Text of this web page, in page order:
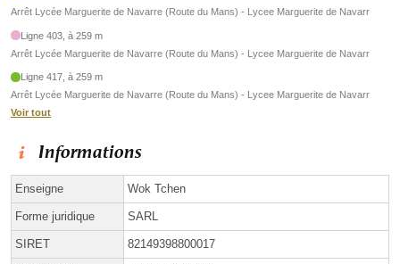
Arrêt Lycée Marguerite de Navarre (Route du Mans) - Lycee Marguerite de Navarr
Ligne 403, à 259 m
Arrêt Lycée Marguerite de Navarre (Route du Mans) - Lycee Marguerite de Navarr
Ligne 417, à 259 m
Arrêt Lycée Marguerite de Navarre (Route du Mans) - Lycee Marguerite de Navarr
Voir tout
Informations
Enseigne Wok Tchen
Forme juridique SARL
SIRET 82149398800017